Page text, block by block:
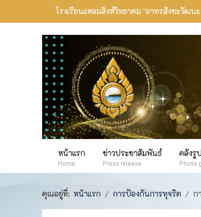
โรงเรียนแหลมสิงห์วิทยาคม "อาทรสังขะวัฒนะ
หน้าแรก
Home
ข่าวประชาสัมพันธ์
Press release
คลังรู
Photo
คุณอยู่ที่: หน้าแรก การป้องกันการทุจริต ก